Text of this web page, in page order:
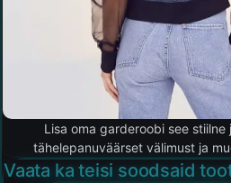
Lisa oma garderoobi see
tähelepanuväärset välimust ja
Vaata ka teisi soodsaid